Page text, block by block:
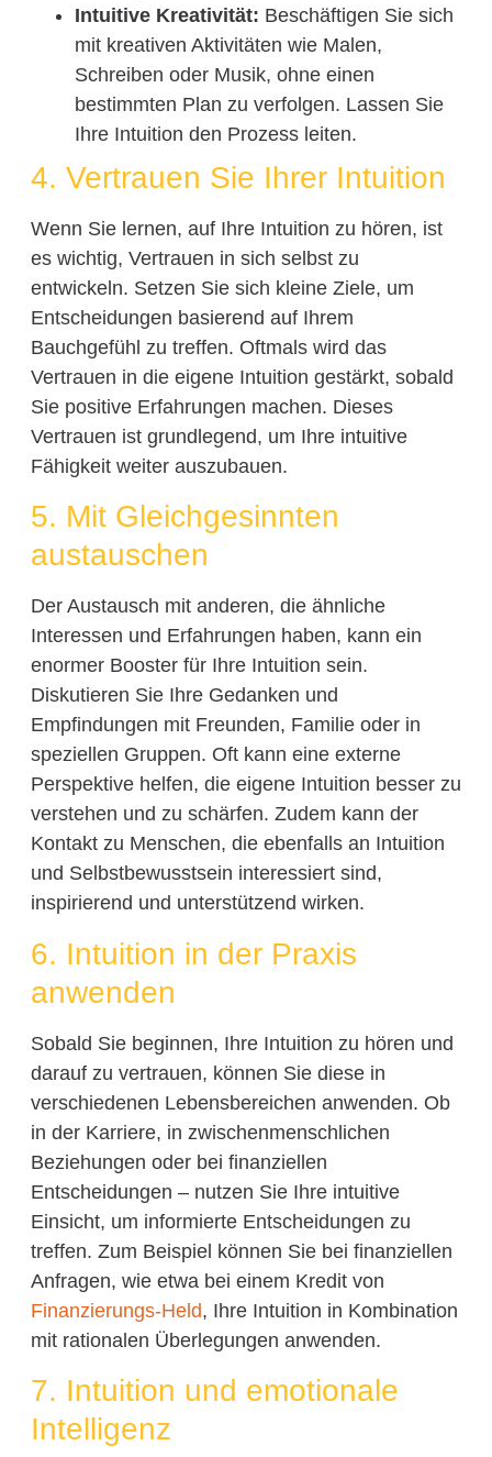
Intuitive Kreativität: Beschäftigen Sie sich
mit kreativen Aktivitäten wie Malen,
Schreiben oder Musik, ohne einen
bestimmten Plan zu verfolgen. Lassen Sie
Ihre Intuition den Prozess leiten.
4. Vertrauen Sie Ihrer Intuition
Wenn Sie lernen, auf Ihre Intuition zu hören, ist
es wichtig, Vertrauen in sich selbst zu
entwickeln. Setzen Sie sich kleine Ziele, um
Entscheidungen basierend auf Ihrem
Bauchgefühl zu treffen. Oftmals wird das
Vertrauen in die eigene Intuition gestärkt, sobald
Sie positive Erfahrungen machen. Dieses
Vertrauen ist grundlegend, um Ihre intuitive
Fähigkeit weiter auszubauen.
5. Mit Gleichgesinnten
austauschen
Der Austausch mit anderen, die ähnliche
Interessen und Erfahrungen haben, kann ein
enormer Booster für Ihre Intuition sein.
Diskutieren Sie Ihre Gedanken und
Empfindungen mit Freunden, Familie oder in
speziellen Gruppen. Oft kann eine externe
Perspektive helfen, die eigene Intuition besser zu
verstehen und zu schärfen. Zudem kann der
Kontakt zu Menschen, die ebenfalls an Intuition
und Selbstbewusstsein interessiert sind,
inspirierend und unterstützend wirken.
6. Intuition in der Praxis
anwenden
Sobald Sie beginnen, Ihre Intuition zu hören und
darauf zu vertrauen, können Sie diese in
verschiedenen Lebensbereichen anwenden. Ob
in der Karriere, in zwischenmenschlichen
Beziehungen oder bei finanziellen
Entscheidungen – nutzen Sie Ihre intuitive
Einsicht, um informierte Entscheidungen zu
treffen. Zum Beispiel können Sie bei finanziellen
Anfragen, wie etwa bei einem Kredit von
Finanzierungs-Held, Ihre Intuition in Kombination
mit rationalen Überlegungen anwenden.
7. Intuition und emotionale
Intelligenz